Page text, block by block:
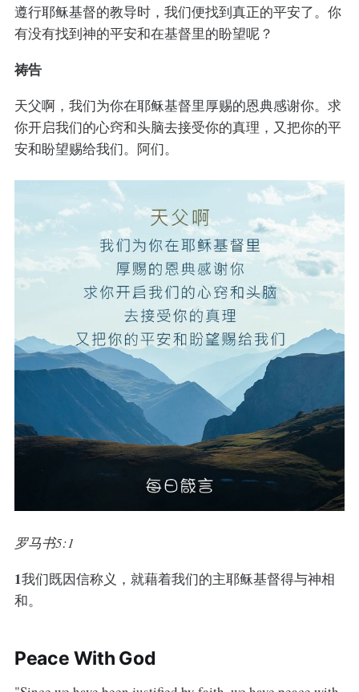
遵行耶稣基督的教导时，我们便找到真正的平安了。你
有没有找到神的平安和在基督里的盼望呢？
祷告
天父啊，我们为你在耶稣基督里厚赐的恩典感谢你。求
你开启我们的心窍和头脑去接受你的真理，又把你的平
安和盼望赐给我们。阿们。
罗马书5:1
1我们既因信称义，就藉着我们的主耶稣基督得与神相
和。
Peace With God